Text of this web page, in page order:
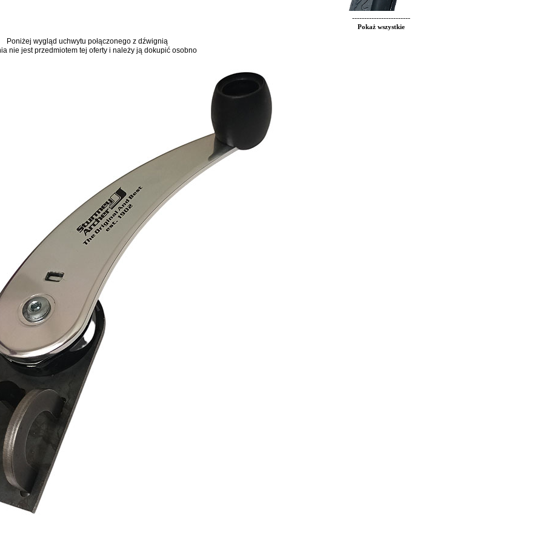
Poniżej wygląd uchwytu połączonego z dźwignią
nie jest przedmiotem tej oferty i należy ją dokupić osobno
------------------------
Pokaż wszystkie